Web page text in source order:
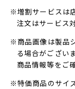
※増割サービスは
注文はサービス
※商品画像は製品
る場合がござい
商品情報等をご
※特価商品のサイ